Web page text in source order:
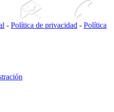
- Política de privacidad - Política